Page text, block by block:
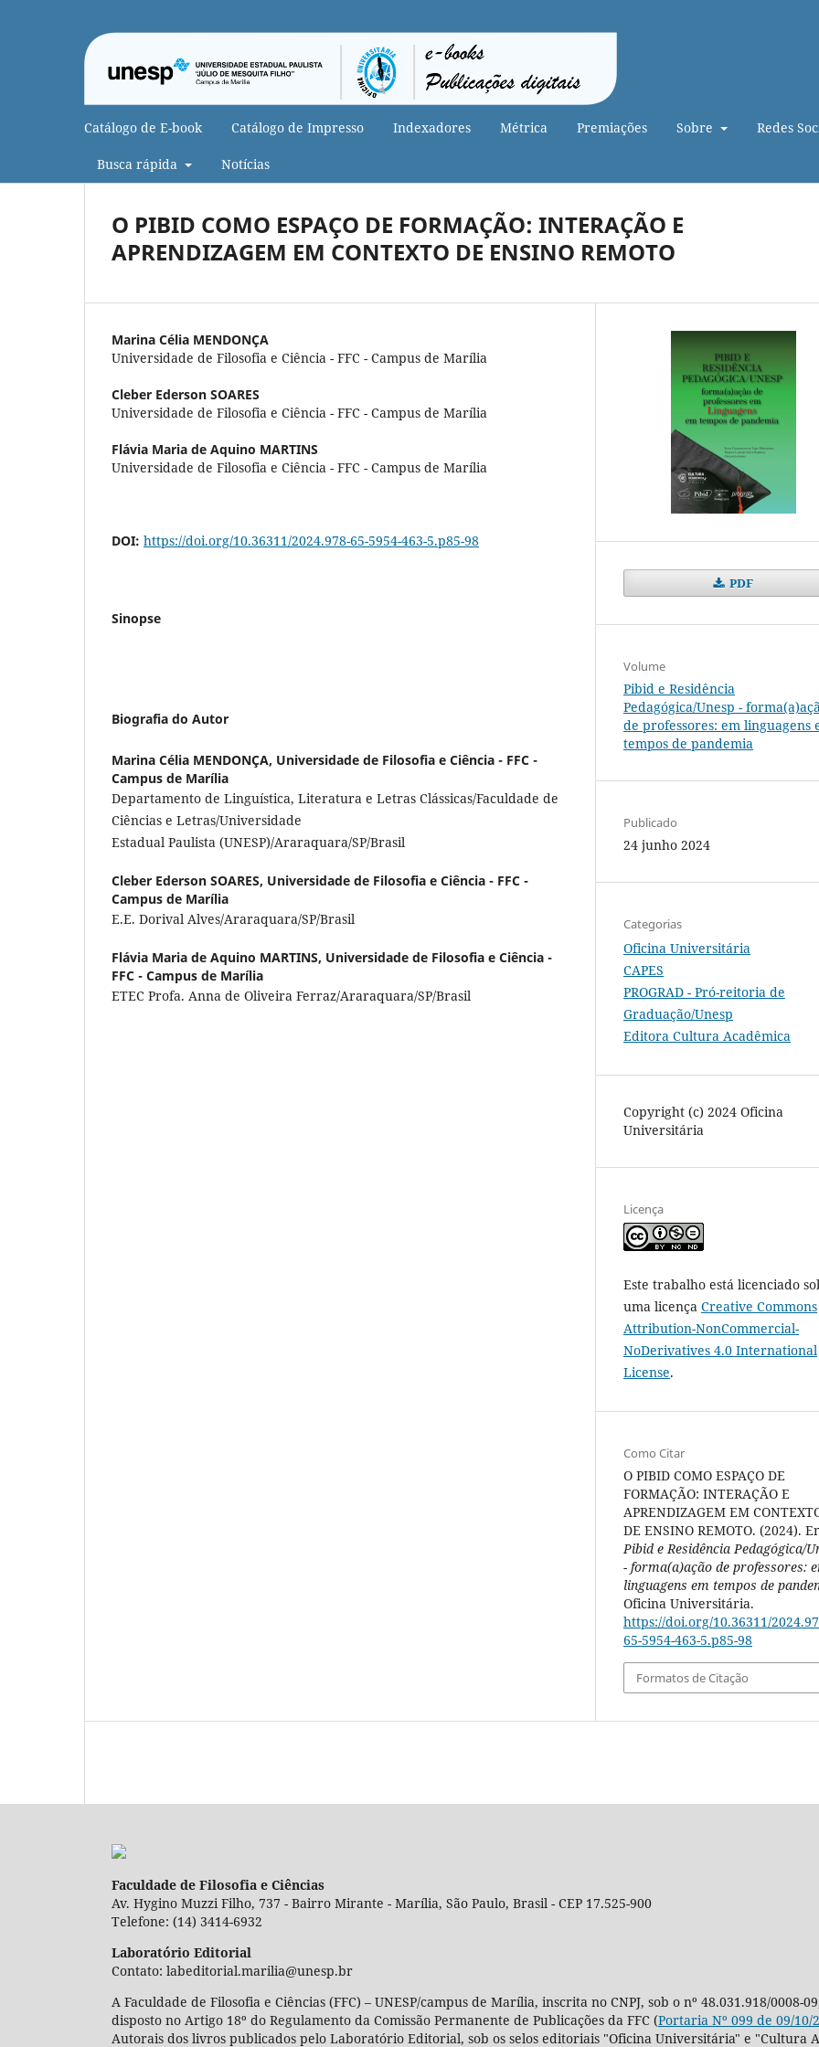
Catálogo de E-book Catálogo de Impresso Indexadores Métrica Premiações Sobre Redes
Busca rápida Notícias
O PIBID COMO ESPAÇO DE FORMAÇÃO: INTERAÇÃO E
APRENDIZAGEM EM CONTEXTO DE ENSINO REMOTO
Marina Célia MENDONÇA
Universidade de Filosofia e Ciência - FFC - Campus de Marília
Cleber Ederson SOARES
Universidade de Filosofia e Ciência - FFC - Campus de Marília
Flávia Maria de Aquino MARTINS
Universidade de Filosofia e Ciência - FFC - Campus de Marília
DOI: https://doi.org/10.36311/2024.978-65-5954-463-5.p85-98
Sinopse
Biografia do Autor
Marina Célia MENDONÇA, Universidade de Filosofia e Ciência - FFC -
Campus de Marília
Departamento de Linguística, Literatura e Letras Clássicas/Faculdade de
Ciências e Letras/Universidade
Estadual Paulista (UNESP)/Araraquara/SP/Brasil
Cleber Ederson SOARES, Universidade de Filosofia e Ciência - FFC -
Campus de Marília
E.E. Dorival Alves/Araraquara/SP/Brasil
Flávia Maria de Aquino MARTINS, Universidade de Filosofia e Ciência -
FFC - Campus de Marília
ETEC Profa. Anna de Oliveira Ferraz/Araraquara/SP/Brasil
PDF
Volume
Pibid e Residência
Pedagógica/Unesp -
de professores: em linguagens
tempos de pandemia
Publicado
24 junho 2024
Categorias
Oficina Universitária
CAPES
PROGRAD - Pró-reitoria de
Graduação/Unesp
Editora Cultura Acadêmica
Copyright (c) 2024 Oficina
Universitária
Licença
Este trabalho está licenciado
uma licença Creative Commons
Attribution-NonCommercial-
NoDerivatives 4.0 International
License.
Como Citar
O PIBID COMO ESPAÇO DE
FORMAÇÃO: INTERAÇÃO E
APRENDIZAGEM EM
DE ENSINO REMOTO. (2024).
Pibid e Residência Pedagógica/
- forma(a)ação de professores:
linguagens em tempos de
Oficina Universitária.
https://doi.org/10.36311/
65-5954-463-5.p85-98
Formatos de Citação
Faculdade de Filosofia e Ciências
Av. Hygino Muzzi Filho, 737 - Bairro Mirante - Marília, São Paulo, Brasil - CEP 17.525-900
Telefone: (14) 3414-6932
Laboratório Editorial
Contato: labeditorial.marilia@unesp.br
A Faculdade de Filosofia e Ciências (FFC) – UNESP/campus de Marília, inscrita no CNPJ, sob o nº 48.031.918/0008-
disposto no Artigo 18º do Regulamento da Comissão Permanente de Publicações da FFC (Portaria Nº 099 de 09/10/
Autorais dos livros publicados pelo Laboratório Editorial, sob os selos editoriais "Oficina Universitária" e "Cultura